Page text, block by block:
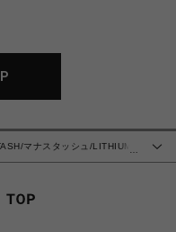
マナスタッシュ/LITHIUM